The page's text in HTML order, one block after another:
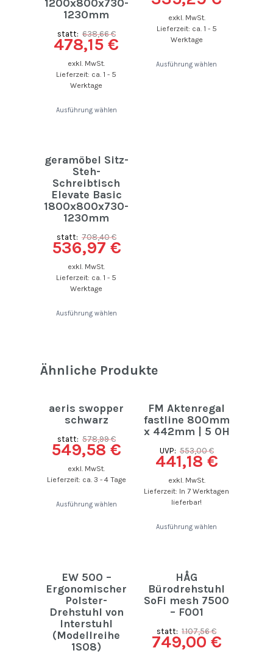
1200x800x730-
1230mm
statt: 638,66€
478,15€
exkl. MwSt.
Lieferzeit: ca. 1 - 5
Werktage
Ausführung wählen
exkl. MwSt.
Lieferzeit: ca. 1 - 5
Werktage
Ausführung wählen
geramöbel Sitz-
Steh-
Schreibtisch
Elevate Basic
1800x800x730-
1230mm
statt: 708,40€
536,97 €
exkl. MwSt.
Lieferzeit: ca. 1 - 5
Werktage
Ausführung wählen
Ähnliche Produkte
aeris swopper
schwarz
statt: 578,99€
549,58€
exkl. MwSt.
Lieferzeit: ca. 3 - 4 Tage
Ausführung wählen
FM Aktenregal
fastline 800mm
x 442mm | 5 OH
UVP: 553,00€
441,18 €
exkl. MwSt.
Lieferzeit: In 7 Werktagen
lieferbar!
Ausführung wählen
EW 500 –
Ergonomischer
Polster-
Drehstuhl von
Interstuhl
(Modellreihe
1S08)
HÅG
Bürodrehstuhl
SoFi mesh 7500
– F001
statt: 1.107,56€
749,00 €